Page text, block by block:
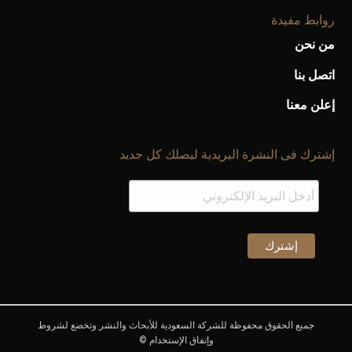
روابط مفيدة
من نحن
اتصل بنا
إعلن معنا
إشترك فى النشرة البريدية ليصلك كل جديد
جميع الحقوق محفوظة للشركة السعودية للأبحاث والنشر وتخضع لشروط
وإتفاق الإستخدام ©